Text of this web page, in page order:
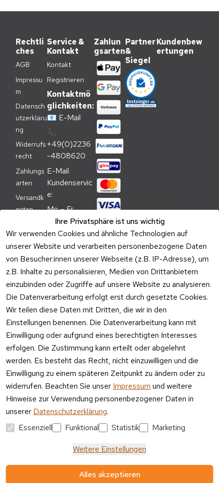
Ihre Privatsphäre ist uns wichtig
Wir verwenden Cookies und ähnliche Technologien auf
unserer Website und verarbeiten personenbezogene Daten
von Besucher:innen unserer Webseite (z.B. IP-Adresse), um
z.B. Inhalte zu personalisieren, Medien von Drittanbietern
einzubinden oder Zugriffe auf unsere Website zu analysieren.
Die Datenverarbeitung erfolgt erst durch gesetzte Cookies.
Wir teilen diese Daten mit Dritten, die wir in den
Einstellungen benennen. Die Datenverarbeitung kann mit
Einwilligung oder aufgrund eines berechtigten Interesses
erfolgen. Die Zustimmung kann erteilt oder abgelehnt
werden. Es besteht das Recht, nicht einzuwilligen und die
Einwilligung zu einem späteren Zeitpunkt zu ändern oder zu
widerrufen. Beachten Sie unser Impressum und weitere
Hinweise zur Verwendung personenbezogener Daten in
unserer Datenschutzerklärung.
Essenziell
Funktional Statistik Marketing
Weitere Einstellungen
Alles akzeptieren
Rechtli
ches
AGB
Impressu
m
Datensch
utzerkläru
ng
Widerrufs
recht
Zahlungs
arten
Versandk
osten
nweis
Verpacku
ngshinwei
se
Altgeräte
-
Entsorgu
ng
Vertrag
widerrufen
Service &
Kontakt
Kontakt
Registrieren
Kontaktmö
glichkeiten:
📧 E-Mail
📞
+49(0)2236
-4808620
E-Mail
Kundenservic
e:
Mo – Fr
09:00 –
17:00 Uhr
Telefon
Kundenservic
e:
Mo – Fr 11:00
– 15:00 Uhr
Zahlun
gsarten
Versa
ndpa
rtner
Partner
&
Siegel
Kundenbew
ertungen